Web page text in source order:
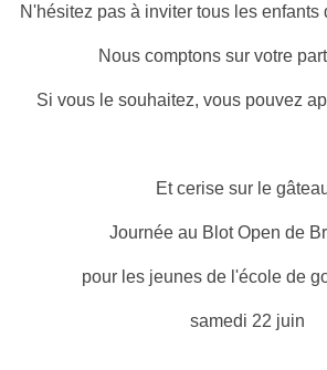
N'hésitez pas à inviter tous les enfants
Nous comptons sur votre
Si vous le souhaitez, vous pouvez
Et cerise sur le
Journée au Blot Open de
pour les jeunes de l'école de
samedi 22 juin